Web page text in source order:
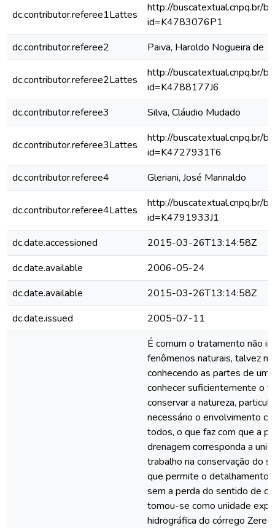
dc.contributor.referee1Lattes
http://buscatextual.cnpq.br/
id=K4783076P1
dc.contributor.referee2
Paiva, Haroldo Nogueira de
dc.contributor.referee2Lattes
http://buscatextual.cnpq.br/
id=K4788177J6
dc.contributor.referee3
Silva, Cláudio Mudado
dc.contributor.referee3Lattes
http://buscatextual.cnpq.br/
id=K4727931T6
dc.contributor.referee4
Gleriani, José Marinaldo
dc.contributor.referee4Lattes
http://buscatextual.cnpq.br/
id=K4791933J1
dc.date.accessioned
2015-03-26T13:14:58Z
dc.date.available
2006-05-24
dc.date.available
2015-03-26T13:14:58Z
dc.date.issued
2005-07-11
É comum o tratamento não
fenômenos naturais, talvez
conhecendo as partes de
conhecer suficientemente o
conservar a natureza,
necessário o envolvimento
todos, o que faz com que a
drenagem corresponda a
trabalho na conservação do
que permite o detalhamento
sem a perda do sentido de
tomou-se como unidade
hidrográfica do córrego